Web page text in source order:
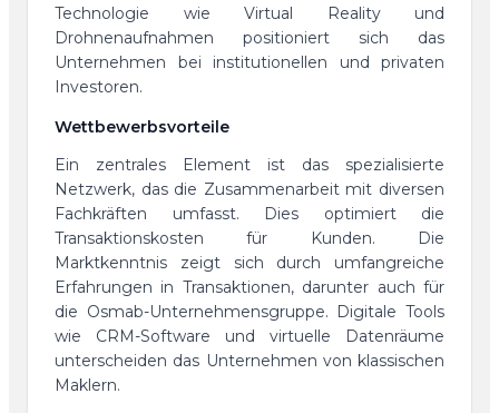
Technologie wie Virtual Reality und
Drohnenaufnahmen positioniert sich das
Unternehmen bei institutionellen und privaten
Investoren.
Wettbewerbsvorteile
Ein zentrales Element ist das spezialisierte
Netzwerk, das die Zusammenarbeit mit diversen
Fachkräften umfasst. Dies optimiert die
Transaktionskosten für Kunden. Die
Marktkenntnis zeigt sich durch umfangreiche
Erfahrungen in Transaktionen, darunter auch für
die Osmab-Unternehmensgruppe. Digitale Tools
wie CRM-Software und virtuelle Datenräume
unterscheiden das Unternehmen von klassischen
Maklern.